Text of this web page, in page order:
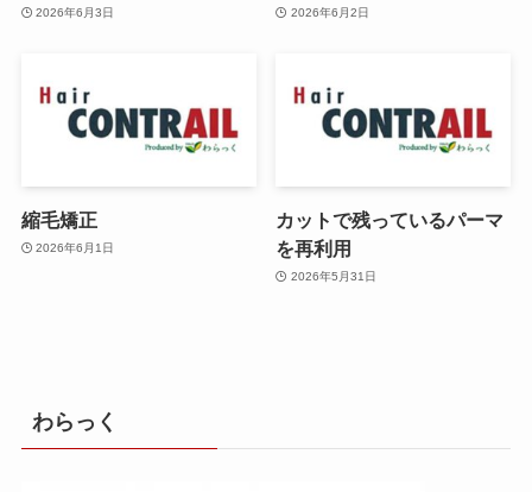
2026年6月3日 2026年6月2日
縮毛矯正
2026年6月1日
カットで残っているパーマ
を再利用
2026年5月31日
わらっく